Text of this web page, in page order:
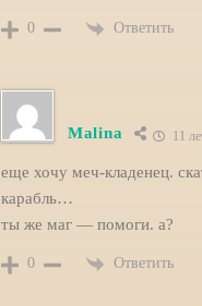
0 Ответить
Malina 11
еще хочу меч-кладенец.
карабль…
ты же маг — помоги. а?
0 Ответить